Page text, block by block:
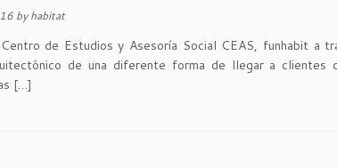
byhabitat
de Estudios y Asesoría Social CEAS, funhabit a
de una diferente forma de llegar a clientes
[…]